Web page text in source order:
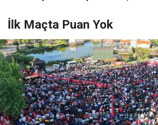
İlk Maçta Puan Yok